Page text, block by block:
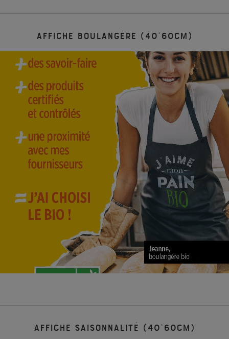
Affiche Boulangère (40*60cm)
Affiche saisonnalité (40*60cm)